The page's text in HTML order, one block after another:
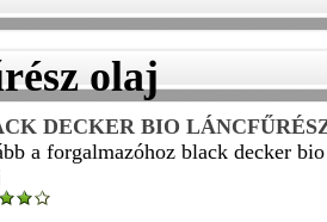
olaj
DECKER BIO
a forgalmazóhoz black decker